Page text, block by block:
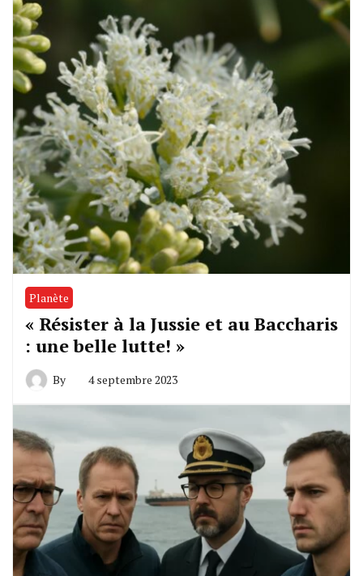
Planète
« Résister à la Jussie et au Baccharis
: une belle lutte! »
By 4 septembre 2023